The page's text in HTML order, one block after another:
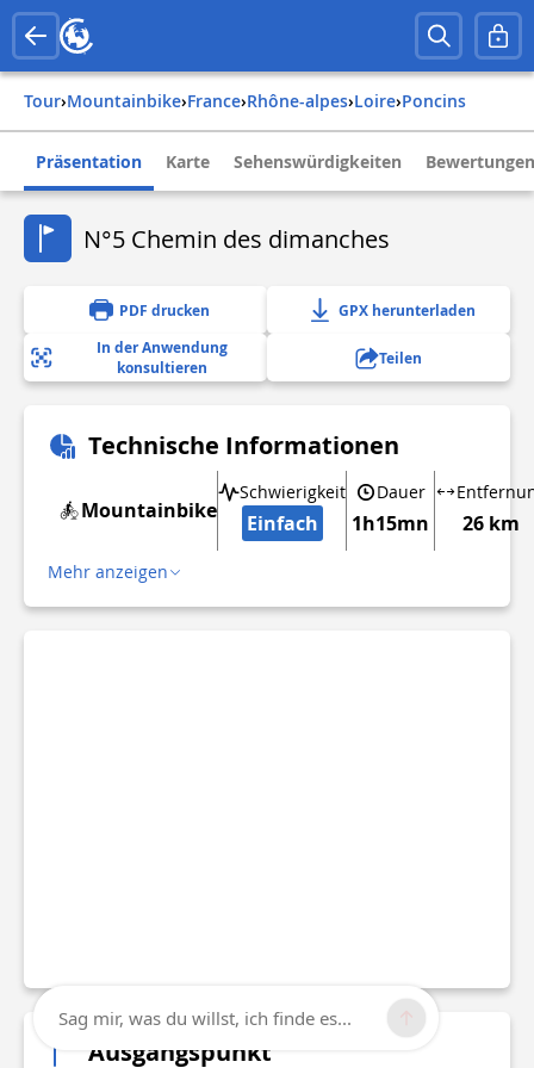
Tour› Mountainbike› france› rhône-alpes› loire› poncins
Präsentation Karte Sehenswürdigkeiten
N°5 Chemin des dimanches
PDF drucken
GPX herunterladen
In der Anwendung
konsultieren
Teilen
Technische Informationen
Mountainbike
Schwierigkeit
Einfach
Dauer
1h15mn 26 km
Mehr anzeigen
Ausgangspunkt
Sag mir, was du willst, ich finde es...